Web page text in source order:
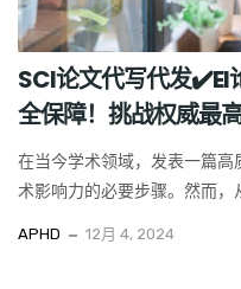
SCI论文代写代发
全保障！挑战权威最高
在当今学术领域，发表一篇高
术影响力的必要步骤。然而，
APHD 12月 4, 2024